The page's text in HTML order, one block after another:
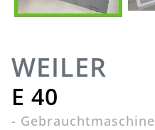
WEILER
E 40
- Gebrauchtmaschine